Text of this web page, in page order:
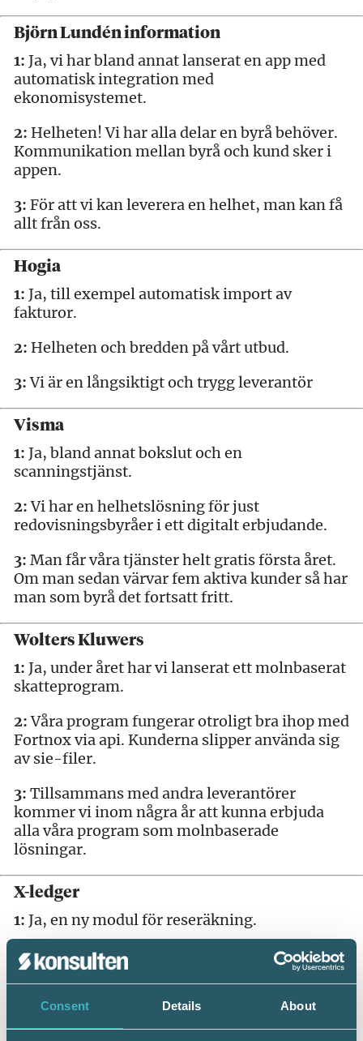
Consent Details About
Björn Lundén information
1: Ja, vi har bland annat lanserat en app med
automatisk integration med
ekonomisystemet.
2: Helheten! Vi har alla delar en byrå behöver.
Kommunikation mellan byrå och kund sker i
appen.
3: För att vi kan leverera en helhet, man kan få
allt från oss.
Hogia
1: Ja, till exempel automatisk import av
fakturor.
2: Helheten och bredden på vårt utbud.
3:Vi är en långsiktigt och trygg leverantör
Visma
1: Ja, bland annat bokslut och en
scanningstjänst.
2:Vi har en helhetslösning för just
redovisningsbyråer i ett digitalt erbjudande.
3: Man får våra tjänster helt gratis första året.
Om man sedan värvar fem aktiva kunder så har
man som byrå det fortsatt fritt.
Wolters Kluwers
1: Ja, under året har vi lanserat ett molnbaserat
skatteprogram.
2:Våra program fungerar otroligt bra ihop med
Fortnox via api. Kunderna slipper använda sig
av sie-filer.
3: Tillsammans med andra leverantörer
kommer vi inom några år att kunna erbjuda
alla våra program som molnbaserade
lösningar.
X-ledger
1: Ja, en ny modul för reseräkning.
2:Vi har en flödesintegrerad bank- och
leverantörslösning som går att integrera med
3:Det finns en flexibilitet att växa i vårt